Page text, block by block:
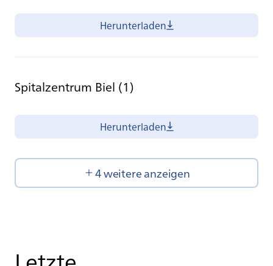
Herunterladen
Spitalzentrum Biel (1)
Herunterladen
4 weitere anzeigen